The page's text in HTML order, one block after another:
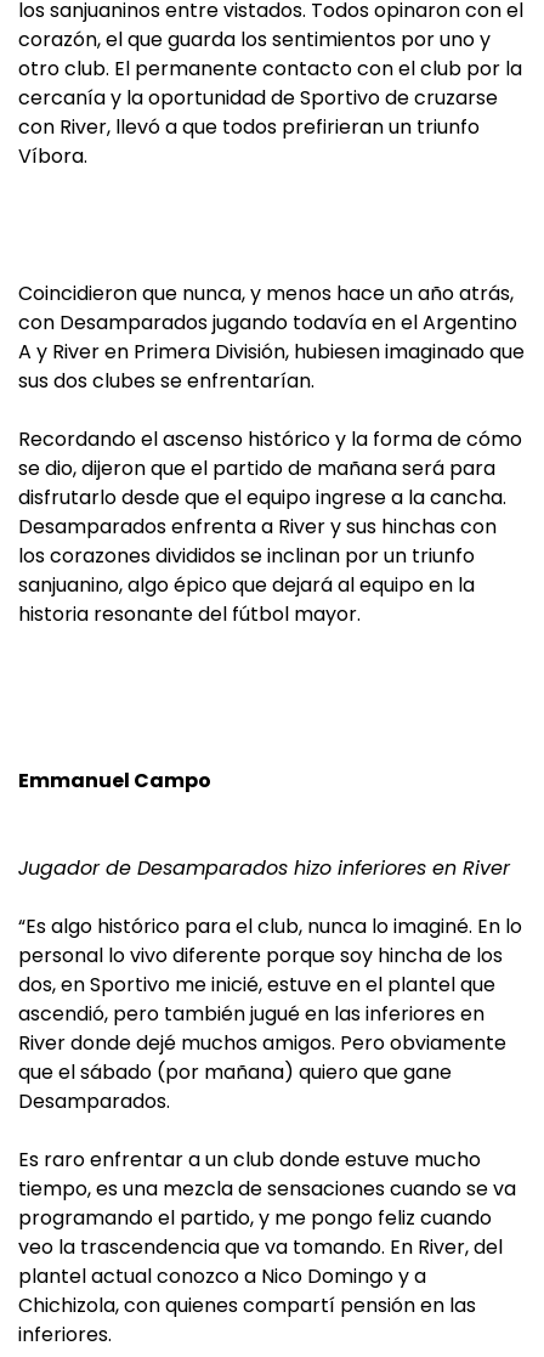
los sanjuaninos entre­ vistados. Todos opinaron con el
corazón, el que guarda los sentimientos por uno y
otro club. El permanente contacto con el club por la
cercanía y la oportunidad de Sportivo de cruzarse
con River, llevó a que todos prefirieran un triunfo
Víbora.
Coincidieron que nunca, y menos hace un año atrás,
con Desamparados jugando to­davía en el Argentino
A y River en Primera División, hubiesen imaginado que
sus dos clubes se enfrentarían.
Recordando el ascenso histórico y la for­ma de cómo
se dio, dijeron que el partido de mañana será para
disfrutarlo desde que el equipo ingrese a la cancha.
Desam­parados enfrenta a River y sus hinchas con
los corazones divididos se inclinan por un triunfo
sanjuanino, algo épico que dejará al equipo en la
historia resonante del fútbol mayor.
Emmanuel Campo
Jugador de Desamparados hizo inferiores en River
“Es algo histórico para el club, nunca lo imaginé. En lo
personal lo vivo diferente porque soy hincha de los
dos, en Sportivo me inicié, estuve en el plantel que
ascendió, pero también jugué en las inferiores en
River donde dejé muchos amigos. Pero obviamente
que el sábado (por mañana) quiero que gane
Desamparados.
Es raro enfrentar a un club donde estuve mucho
tiempo, es una mezcla de sensaciones cuando se va
programando el partido, y me pongo feliz cuando
veo la trascendencia que va tomando. En River, del
plantel actual conozco a Nico Domingo y a
Chichizola, con quienes compartí pensión en las
inferiores.